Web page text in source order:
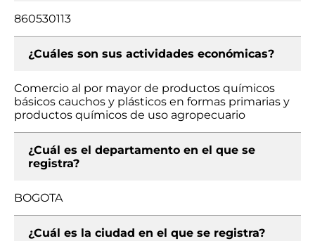
860530113
¿Cuáles son sus actividades económicas?
Comercio al por mayor de productos químicos
básicos cauchos y plásticos en formas primarias y
productos químicos de uso agropecuario
¿Cuál es el departamento en el que se
registra?
BOGOTA
¿Cuál es la ciudad en el que se registra?